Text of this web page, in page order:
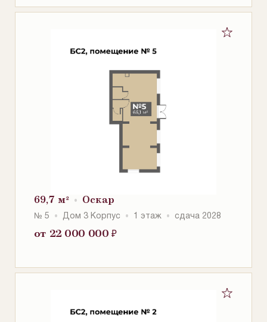
69,7 м² Оскар
№ 5 Дом 3 Корпус 1 этаж сдача 2028
от 22 000 000 ₽